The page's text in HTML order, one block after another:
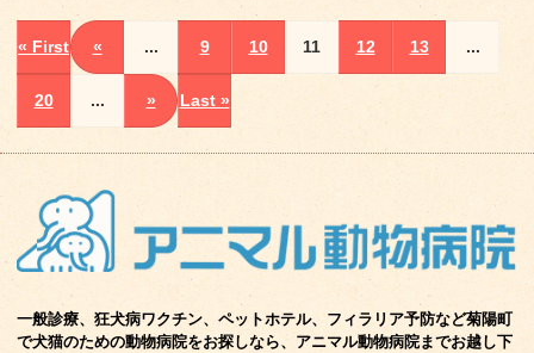
« First « ... 9 10 11 12 13 ...
20 ... » Last »
一般診療、狂犬病ワクチン、ペットホテル、フィラリア予防など菊陽町
で犬猫のための動物病院をお探しなら、アニマル動物病院までお越し下